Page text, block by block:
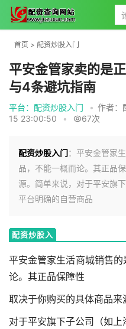
首页 > 配资炒股入门
平安金管家卖的是
与4条避坑指南
平台：配资炒股入门 • 作者：
15 23:00:50
• 67次
配资炒股入门：平安金管家
品，不能一概而论。其正品
源。简单来说，对于平安旗
平台明确的自营商品
配资炒股入
平安金管家生活商城销售
论。其正品保障性
取决于你购买的具体商品来
对于平安旗下子公司（如上